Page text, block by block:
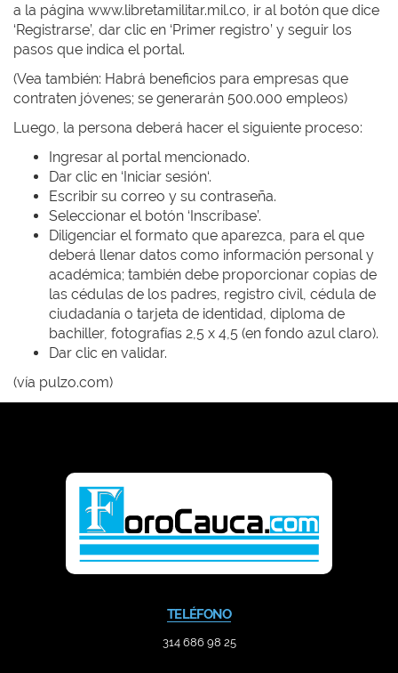
a la página www.libretamilitar.mil.co, ir al botón que dice
‘Registrarse’, dar clic en ‘Primer registro’ y seguir los
pasos que indica el portal.
(Vea también: Habrá beneficios para empresas que
contraten jóvenes; se generarán 500.000 empleos)
Luego, la persona deberá hacer el siguiente proceso:
Ingresar al portal mencionado.
Dar clic en ‘Iniciar sesión‘.
Escribir su correo y su contraseña.
Seleccionar el botón ‘Inscríbase’.
Diligenciar el formato que aparezca, para el que
deberá llenar datos como información personal y
académica; también debe proporcionar copias de
las cédulas de los padres, registro civil, cédula de
ciudadanía o tarjeta de identidad, diploma de
bachiller, fotografías 2,5 x 4,5 (en fondo azul claro).
Dar clic en validar.
(vía pulzo.com)
TELÉFONO
314 686 98 25